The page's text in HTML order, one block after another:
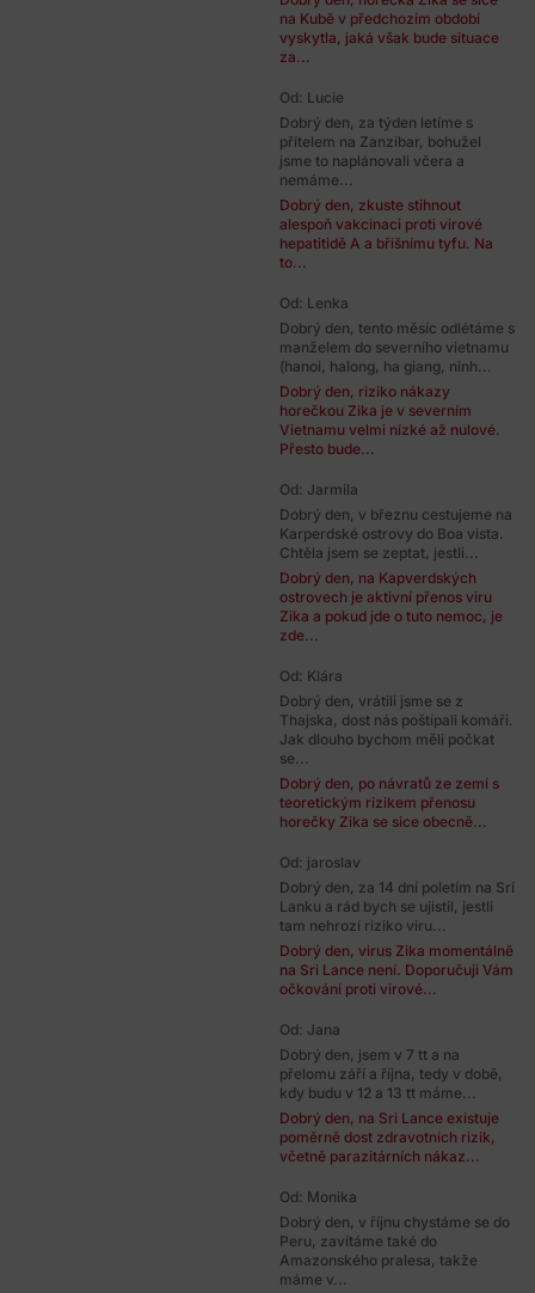
na Kubě v předchozím období
vyskytla, jaká však bude situace
za...
Od: Lucie
Dobrý den, za týden letíme s
přítelem na Zanzibar, bohužel
jsme to naplánovali včera a
nemáme...
Dobrý den, zkuste stihnout
alespoň vakcinaci proti virové
hepatitidě A a břišnímu tyfu. Na
to...
Od: Lenka
Dobrý den, tento měsíc odlétáme s
manželem do severního vietnamu
(hanoi, halong, ha giang, ninh...
Dobrý den, riziko nákazy
horečkou Zika je v severním
Vietnamu velmi nízké až nulové.
Přesto bude...
Od: Jarmila
Dobrý den, v březnu cestujeme na
Karperdské ostrovy do Boa vista.
Chtěla jsem se zeptat, jestli...
Dobrý den, na Kapverdských
ostrovech je aktivní přenos viru
Zika a pokud jde o tuto nemoc, je
zde...
Od: Klára
Dobrý den, vrátili jsme se z
Thajska, dost nás poštípali komáři.
Jak dlouho bychom měli počkat
se...
Dobrý den, po návratů ze zemí s
teoretickým rizikem přenosu
horečky Zika se sice obecně...
Od: jaroslav
Dobrý den, za 14 dní poletím na Srí
Lanku a rád bych se ujistil, jestli
tam nehrozí riziko viru...
Dobrý den, virus Zika momentálně
na Sri Lance není. Doporučuji Vám
očkování proti virové...
Od: Jana
Dobrý den, jsem v 7 tt a na
přelomu září a října, tedy v době,
kdy budu v 12 a 13 tt máme...
Dobrý den, na Sri Lance existuje
poměrně dost zdravotních rizik,
včetně parazitárních nákaz...
Od: Monika
Dobrý den, v říjnu chystáme se do
Peru, zavítáme také do
Amazonského pralesa, takže
máme v...